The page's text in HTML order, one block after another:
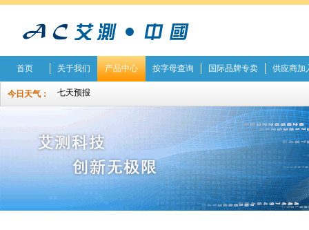
首页 关于我们 产品中心 按字母查询 国际品牌专卖 供应商加
今日天气：